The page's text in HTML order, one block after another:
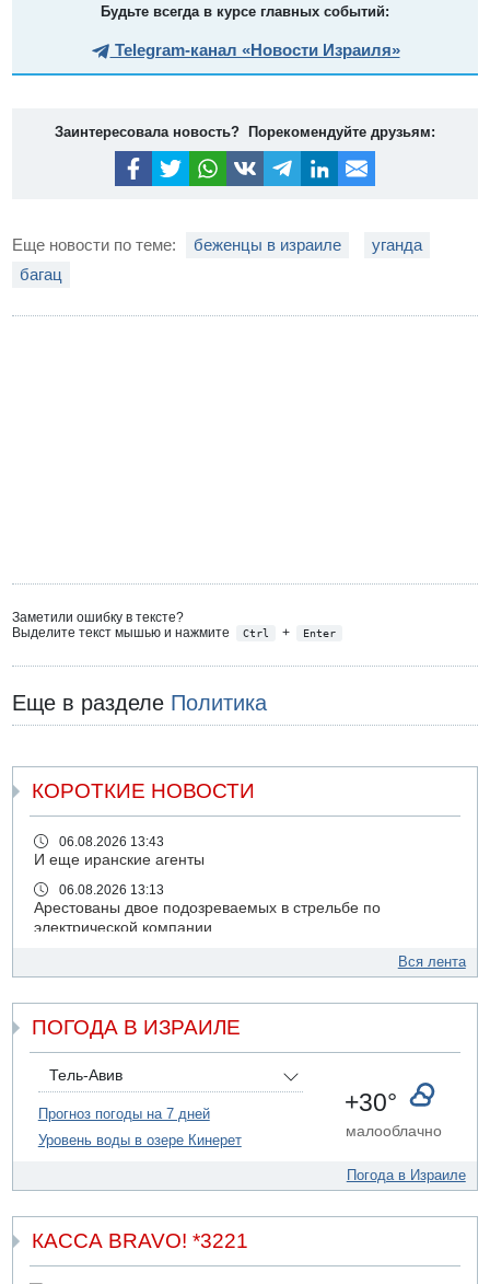
Будьте всегда в курсе главных событий:
Telegram-канал «Новости Израиля»
Заинтересовала новость? Порекомендуйте друзьям:
Еще новости по теме: беженцы в израиле
уганда
багац
Заметили ошибку в тексте?
Выделите текст мышью и нажмите
Ctrl + Enter
Еще в разделе Политика
КОРОТКИЕ НОВОСТИ
06.08.2026 13:43
И еще иранские агенты
06.08.2026 13:13
Арестованы двое подозреваемых в стрельбе по
электрической компании
Возле Кирьят-Арбы пожар на местности
06.08.2026 12:06
США не будут давить на Израиль в вопросе Ливана
06.08.2026 11:41
Трое подростков ограбили сексшоп в Холоне
Взрыв в Северном Тель-Авиве
06.08.2026 08:11
Израиль провел испытания системы противоракетной
обороны "Хец"
05.08.2026 18:28
Вся лента
ПОГОДА В ИЗРАИЛЕ
Тель-Авив
Прогноз погоды на 7 дней
Уровень воды в озере Кинерет
+30°
малооблачно
Погода в Израиле
КАССА BRAVO! *3221